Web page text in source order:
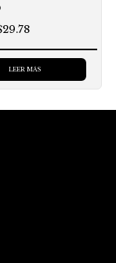
LEER MÁS